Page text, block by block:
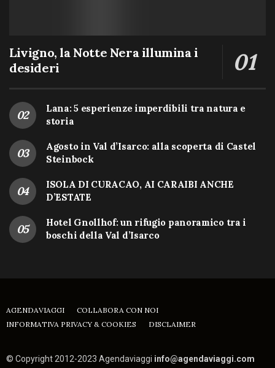
Livigno, la Notte Nera illumina i
desideri
Lana: 5 esperienze imperdibili tra natura e
storia
Agosto in Val d’Isarco: alla scoperta di Castel
Steinbock
ISOLA DI CURACAO, AI CARAIBI ANCHE
D’ESTATE
Hotel Gnollhof: un rifugio panoramico tra i
boschi della Val d’Isarco
AGENDAVIAGGI
COLLABORA CON NOI
INFORMATIVA PRIVACY & COOKIES
DISCLAIMER
© Copyright 2012-2023 Agendaviaggi info@agendaviaggi.com